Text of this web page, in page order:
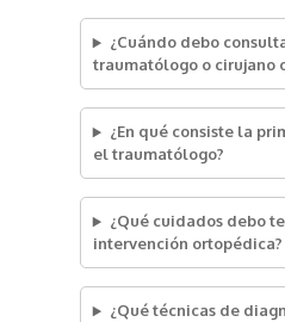
¿Cuándo debo
traumatólogo o cirujano
¿En qué consiste la
el traumatólogo?
¿Qué cuidados debo
intervención ortopédica?
¿Qué técnicas de